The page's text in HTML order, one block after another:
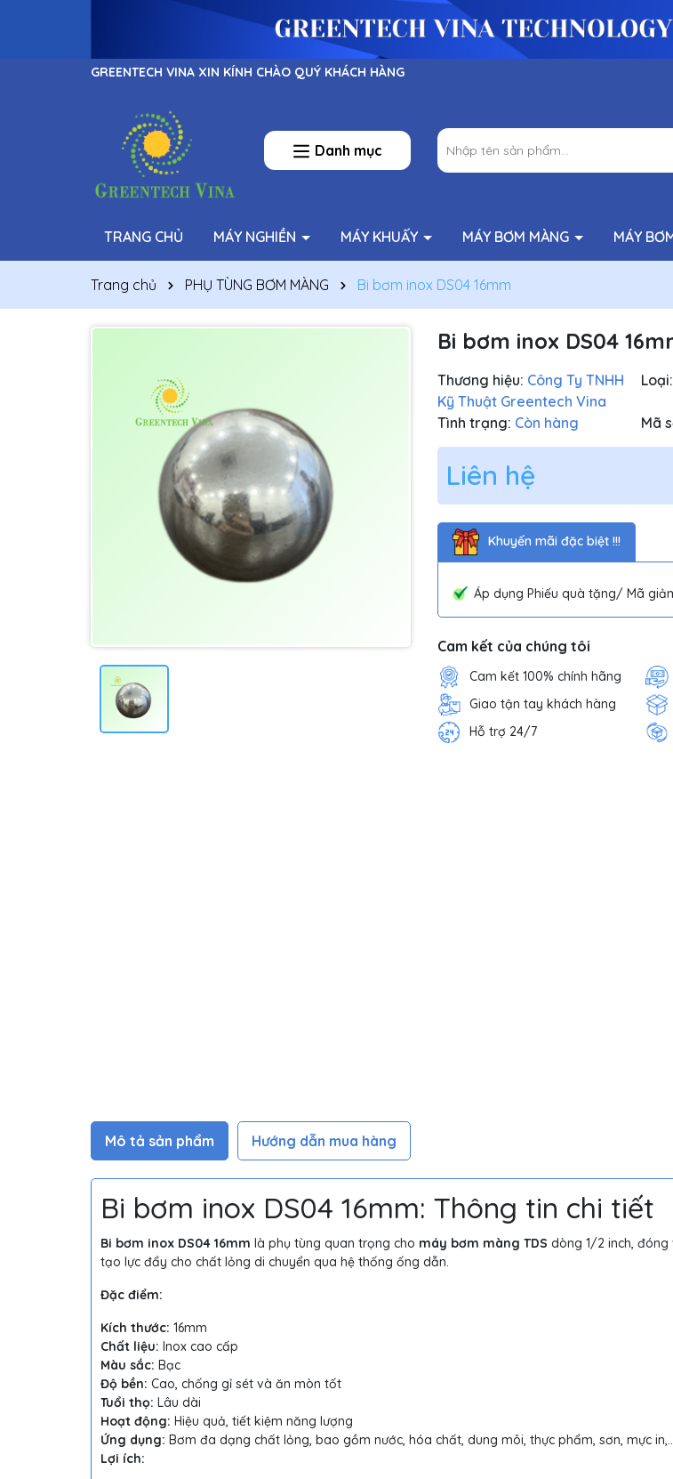
GREENTECH VINA XIN KÍNH CHÀO QUÝ KHÁCH HÀNG
Danh mục
TRANG CHỦ MÁY NGHIỀN MÁY KHUẤY MÁY BƠM MÀNG MÁY
Trang chủ PHỤ TÙNG BƠM MÀNG Bi bơm inox DS04 16mm
Bi bơm inox DS04
Thương hiệu: Công Ty TNHH
Kỹ Thuật Greentech Vina
Loại:
Tình trạng: Còn hàng Mã
Liên hệ
Khuyến mãi đặc biệt !!!
Áp dụng Phiếu quà tặng/ Mã
Cam kết của chúng tôi
Cam kết 100% chính hãng
Giao tận tay khách hàng
Hỗ trợ 24/7
Mô tả sản phẩm Hướng dẫn mua hàng
Bi bơm inox DS04 16mm: Thông tin chi tiết
Bi bơm inox DS04 16mm là phụ tùng quan trọng cho máy bơm màng TDS dòng 1/2 inch,
tạo lực đẩy cho chất lỏng di chuyển qua hệ thống ống dẫn.
Đặc điểm:
Kích thước: 16mm
Chất liệu: Inox cao cấp
Màu sắc: Bạc
Độ bền: Cao, chống gỉ sét và ăn mòn tốt
Tuổi thọ: Lâu dài
Hoạt động: Hiệu quả, tiết kiệm năng lượng
Ứng dụng: Bơm đa dạng chất lỏng, bao gồm nước, hóa chất, dung môi, thực phẩm, sơn, mực in,...
Lợi ích: